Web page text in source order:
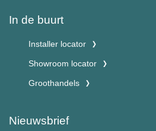
In de buurt
Installer locator
Showroom locator
Groothandels
Nieuwsbrief